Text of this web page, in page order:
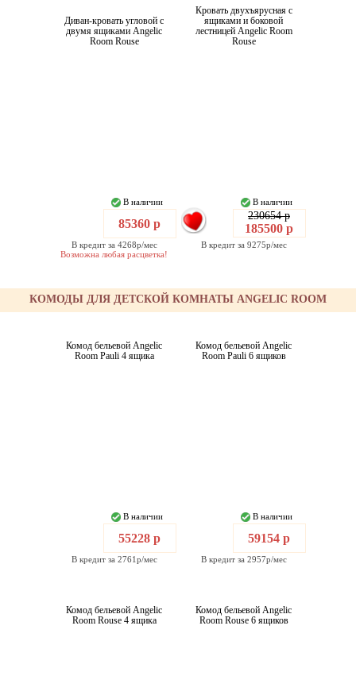
Диван-кровать угловой с
двумя ящиками Angelic
Room Rouse
В наличии
85360 р
В кредит за 4268р/мес
Возможна любая расцветка!
Кровать двухъярусная с
ящиками и боковой
лестницей Angelic Room
Rouse
В наличии
230654 р
185500 р
В кредит за 9275р/мес
КОМОДЫ ДЛЯ ДЕТСКОЙ КОМНАТЫ ANGELIC ROOM
Комод бельевой Angelic
Room Pauli 4 ящика
В наличии
55228 р
В кредит за 2761р/мес
Комод бельевой Angelic
Room Pauli 6 ящиков
В наличии
59154 р
В кредит за 2957р/мес
Комод бельевой Angelic
Room Rouse 4 ящика
Комод бельевой Angelic
Room Rouse 6 ящиков